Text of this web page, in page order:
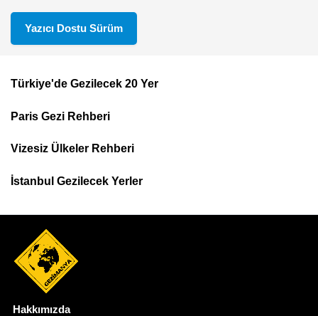
Yazıcı Dostu Sürüm
Footer
Top
Menu
Türkiye'de Gezilecek 20 Yer
Paris Gezi Rehberi
Vizesiz Ülkeler Rehberi
İstanbul Gezilecek Yerler
Hakkımızda